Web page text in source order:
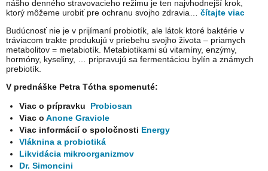
nášho denného stravovacieho režimu je ten najvhodnejší krok,
ktorý môžeme urobiť pre ochranu svojho zdravia… čítajte viac
Budúcnosť nie je v prijímaní probiotík, ale látok ktoré baktérie v
tráviacom trakte produkujú v priebehu svojho života – priamych
metabolitov = metabiotík. Metabiotikami sú vitamíny, enzýmy,
hormóny, kyseliny, … pripravujú sa fermentáciou bylín a známych
prebiotík.
V prednáške Petra Tótha spomenuté:
Viac o prípravku Probiosan
Viac oAnone Graviole
Viac informácií o spoločnosti Energy
Vláknina a probiotiká
Likvidácia mikroorganizmov
Dr. Simoncini